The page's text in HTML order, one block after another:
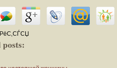
posts: